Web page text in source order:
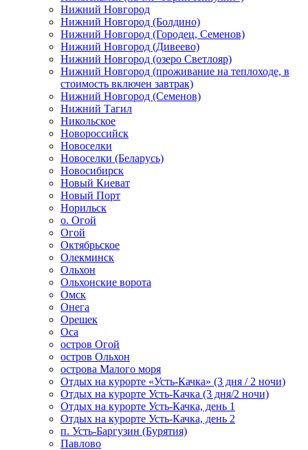
Нижний Новгород
Нижний Новгород (Болдино)
Нижний Новгород (Городец, Семенов)
Нижний Новгород (Дивеево)
Нижний Новгород (озеро Светлояр)
Нижний Новгород (проживание на теплоходе, в
стоимость включен завтрак)
Нижний Новгород (Семенов)
Нижний Тагил
Никольское
Новороссийск
Новоселки
Новоселки (Беларусь)
Новосибирск
Новый Киеват
Новый Порт
Норильск
о. Огой
Огой
Октябрьское
Олекминск
Ольхон
Ольхонские ворота
Омск
Онега
Орешек
Оса
остров Огой
остров Ольхон
острова Малого моря
Отдых на курорте «Усть-Качка» (3 дня / 2 ночи)
Отдых на курорте Усть-Качка (3 дня/2 ночи)
Отдых на курорте Усть-Качка, день 1
Отдых на курорте Усть-Качка, день 2
п. Усть-Баргузин (Бурятия)
Павлово